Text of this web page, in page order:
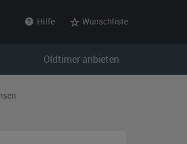
Hilfe Wunschliste
Oldtimer anbieten